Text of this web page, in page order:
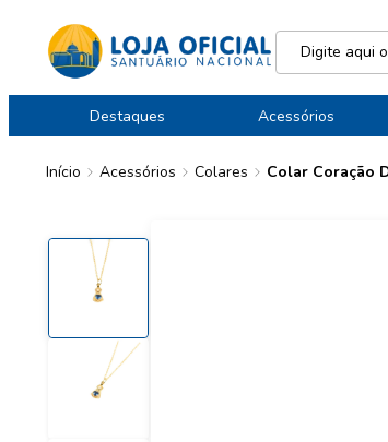
Destaques Acessórios
Início Acessórios Colares Colar Coração